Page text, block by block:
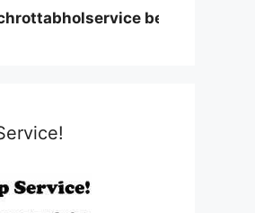
benötigen wir